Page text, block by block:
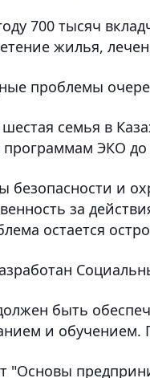
700 тысяч
жилья,
проблемы
семья в
программам ЭКО до
безопасности и
за
остается
быть
и обучением.
"Основы